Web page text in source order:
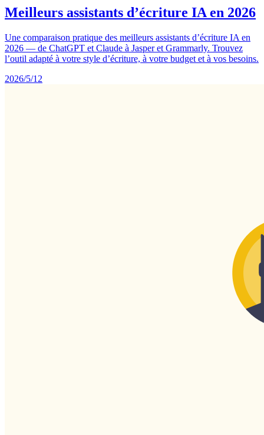
Meilleurs assistants d’écriture IA en 2026
Une comparaison pratique des meilleurs assistants d’écriture IA en
2026 — de ChatGPT et Claude à Jasper et Grammarly. Trouvez
l’outil adapté à votre style d’écriture, à votre budget et à vos besoins.
2026/5/12